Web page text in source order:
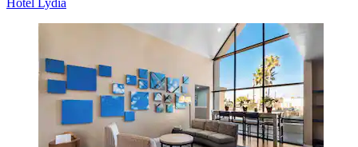
Hotel Lydia